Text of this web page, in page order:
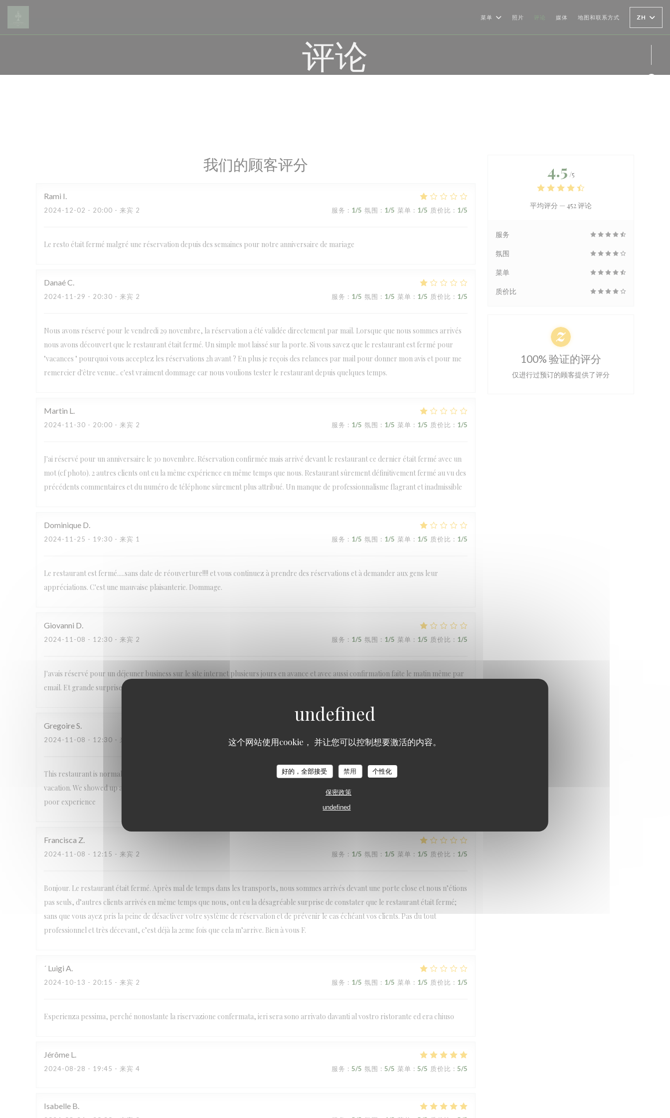
Cookie管理面板
这个网站使用cookie， 并让您可以控制想要激活的内容。
好的，全部接受 禁用 个性化
保密政策
undefined
菜单 照片 评论 媒体 地图和联系方式 ZH
评论
我们的顾客评分
Rami I
2024-12-02 - 20:00 - 来宾 2 服务 : 1/5 氛围 : 1/5 菜单 : 1/5 质价比 : 1/5
Le resto était fermé malgré une réservation depuis des semaines pour notre anniversaire de mariage
DanaéC
2024-11-29 - 20:30 - 来宾 2 服务 : 1/5 氛围 : 1/5 菜单 : 1/5 质价比 : 1/5
Nous avons réservé pour le vendredi 29 novembre, la réservation a été validée directement par mail. Lorsque que nous sommes arrivés
nous avons découvert que le restaurant était fermé. Un simple mot laissé sur la porte. Si vous savez que le restaurant est fermé pour
"vacances " pourquoi vous acceptez les réservations 2h avant ? En plus je reçois des relances par mail pour donner mon avis et pour me
remercier d'être venue.. c'est vraiment dommage car nous voulions tester le restaurant depuis quelques temps.
Martin L
2024-11-30 - 20:00 - 来宾 2 服务 : 1/5 氛围 : 1/5 菜单 : 1/5 质价比 : 1/5
J'ai réservé pour un anniversaire le 30 novembre. Réservation confirmée mais arrivé devant le restaurant ce dernier était fermé avec un
mot (cf photo). 2 autres clients ont eu la même expérience en même temps que nous. Restaurant sûrement définitivement fermé au vu des
précédents commentaires et du numéro de téléphone sûrement plus attribué. Un manque de professionnalisme flagrant et inadmissible
Dominique D
2024-11-25 - 19:30 - 来宾 1 服务 : 1/5 氛围 : 1/5 菜单 : 1/5 质价比 : 1/5
Le restaurant est fermé.....sans date de réouverture!!!! et vous continuez à prendre des réservations et à demander aux gens leur
appréciations. C'est une mauvaise plaisanterie. Dommage.
Giovanni D
2024-11-08 - 12:30 - 来宾 2 服务 : 1/5 氛围 : 1/5 菜单 : 1/5 质价比 : 1/5
J'avais réservé pour un déjeuner business sur le site internet plusieurs jours en avance et avec aussi confirmation faite le matin même par
email. Et grande surprise à l'arrivée: restaurant fermé pour congés. Pas terrible
GregoireS
2024-11-08 - 12:30 - 来宾 3 服务: 1/5 氛围: 4/5 菜单: 5/5 质价比
This restaurant is normally incredible, but this time their web portal accepted our reservation even though the staff was gone on
vacation. We showed up and the restaurant was closed. There was also no indication of when they would be open for business again. Very
poor experience
Francisca Z
2024-11-08 - 12:15 - 来宾 2 服务 : 1/5 氛围 : 1/5 菜单 : 1/5 质价比 : 1/5
Bonjour. Le restaurant était fermé. Après mal de temps dans les transports, nous sommes arrivés devant une porte close et nous n’étions
pas seuls, d’autres clients arrivés en même temps que nous, ont eu la désagréable surprise de constater que le restaurant était fermé;
sans que vous ayez pris la peine de désactiver votre système de réservation et de prévenir le cas échéant vos clients. Pas du tout
professionnel et très décevant, c’est déjà la 2eme fois que cela m’arrive. Bien à vous F.
´ Luigi A
2024-10-13 - 20:15 - 来宾 2 服务 : 1/5 氛围 : 1/5 菜单 : 1/5 质价比 : 1/5
Esperienza pessima, perché nonostante la riservazione confermata, ieri sera sono arrivato davanti al vostro ristorante ed era chiuso
Jérôme L
2024-08-28 - 19:45 - 来宾 4 服务 : 5/5 氛围 : 5/5 菜单 : 5/5 质价比 : 5/5
Isabelle B
4.5 /5
平均评分 — 452 评论
服务
氛围
菜单
质价比
100% 验证的评分
仅进行过预订的顾客提供了评分